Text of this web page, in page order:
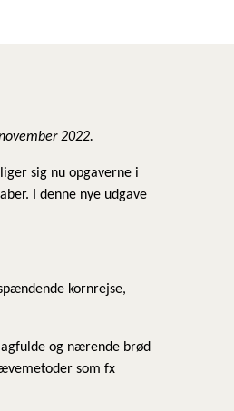
2022.
sig nu opgaverne i
I denne nye udgave
kornrejse,
og nærende brød
som fx